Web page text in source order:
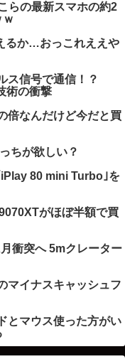
らの最新スマホの約2
るか…おっこれええや
ス信号で通信！？
術の衝撃
倍なんだけど今だと買
ちが欲しい？
80 mini Turbo｣を
がほぼ半額で買
衝突へ 5mクレーター
マイナスキャッシュフ
とマウス使った方がい